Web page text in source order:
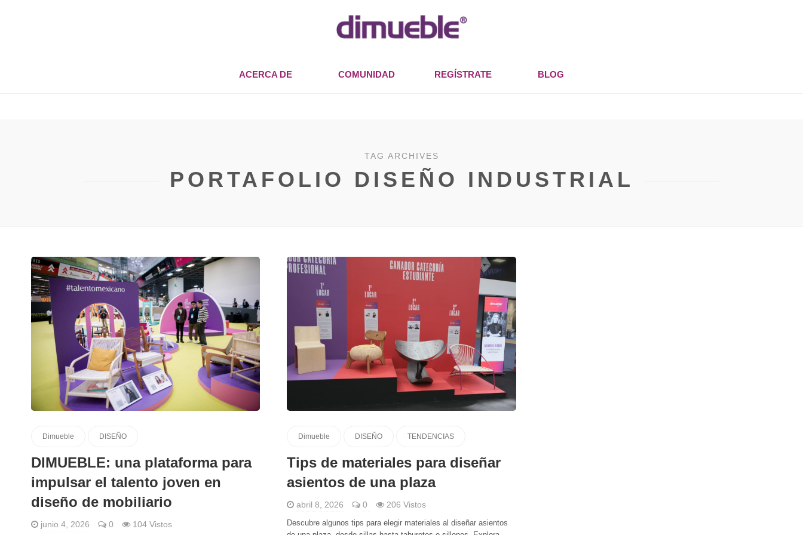
ACERCA DE COMUNIDAD REGÍSTRATE BLOG
TAG ARCHIVES
PORTAFOLIO DISEÑO INDUSTRIAL
Dimueble DISEÑO
DIMUEBLE: una plataforma para
impulsar el talento joven en
diseño de mobiliario
junio 4, 2026 0 104 Vistos
Dimueble DISEÑO TENDENCIAS
Tips de materiales para diseñar
asientos de una plaza
abril 8, 2026 0 206 Vistos
Descubre algunos tips para elegir materiales al diseñar asientos